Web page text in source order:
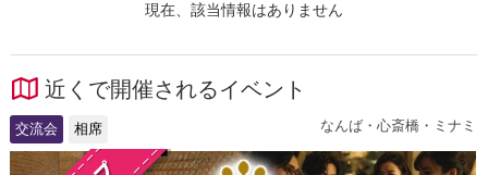
現在、該当情報はありません
近くで開催されるイベント
交流会 相席 なんば・心斎橋・ミナミ